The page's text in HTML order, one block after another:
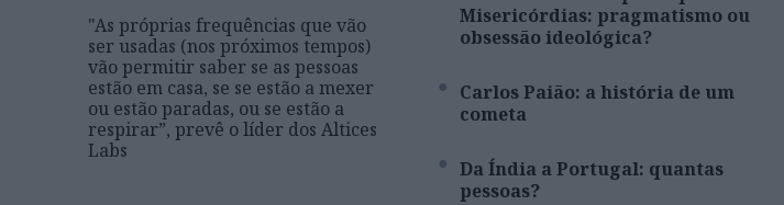
"As próprias frequências que vão
ser usadas (nos próximos tempos)
vão permitir saber se as pessoas
estão em casa, se se estão a mexer
ou estão paradas, ou se estão a
respirar”, prevê o líder dos Altices
Labs
Misericórdias: pragmatismo ou
obsessão ideológica?
Carlos Paião: a história de um
cometa
Da Índia a Portugal: quantas
pessoas?